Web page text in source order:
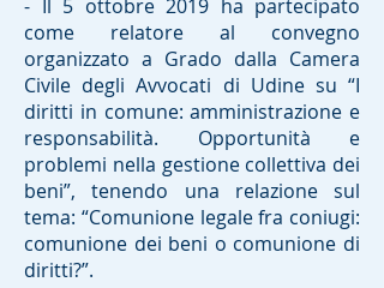
- Il 5 ottobre 2019 ha partecipato
come relatore al convegno
organizzato a Grado dalla Camera
Civile degli Avvocati di Udine su “I
diritti in comune: amministrazione e
responsabilità. Opportunità e
problemi nella gestione collettiva dei
beni”, tenendo una relazione sul
tema: “Comunione legale fra coniugi:
comunione dei beni o comunione di
diritti?”.